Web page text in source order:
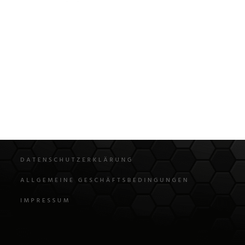
DATENSCHUTZERKLÄRUNG
ALLGEMEINE GESCHÄFTSBEDINGUNGEN
IMPRESSUM